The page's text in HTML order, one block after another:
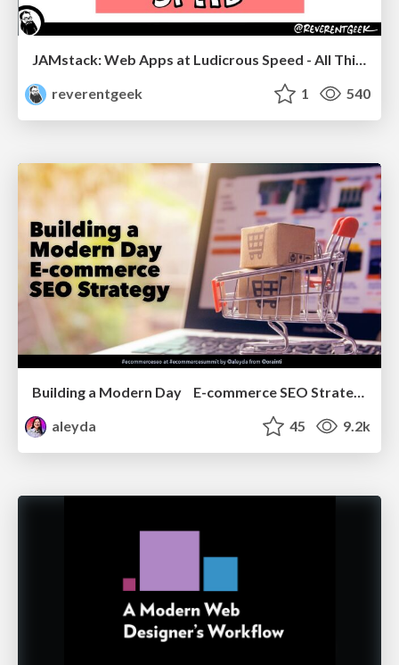
JAMstack: Web Apps at Ludicrous Speed - All Things Open 2022
reverentgeek
1 540
aleyda
45 9.2k